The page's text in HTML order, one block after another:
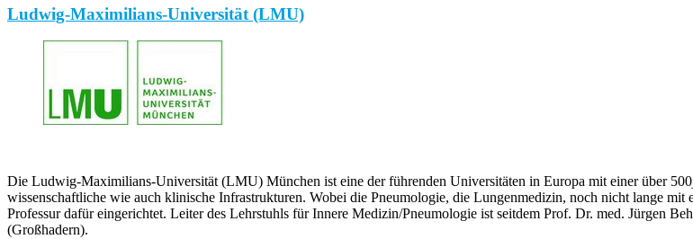
Ludwig-Maximilians-Universität (LMU)
Die Ludwig-Maximilians-Universität (LMU) München ist eine der führenden Universitäten in Europa mit einer über
wissenschaftliche wie auch klinische Infrastrukturen. Wobei die Pneumologie, die Lungenmedizin, noch nicht lange
Professur dafür eingerichtet. Leiter des Lehrstuhls für Innere Medizin/Pneumologie ist seitdem Prof. Dr. med. Jürgen
(Großhadern).